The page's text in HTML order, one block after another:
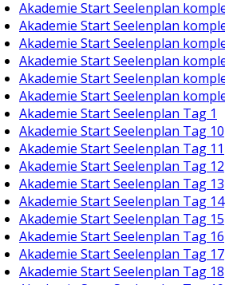
Akademie Start Seelenplan
Akademie Start Seelenplan
Akademie Start Seelenplan
Akademie Start Seelenplan
Akademie Start Seelenplan
Akademie Start Seelenplan
Akademie Start Seelenplan Tag 1
Akademie Start Seelenplan Tag 10
Akademie Start Seelenplan Tag 11
Akademie Start Seelenplan Tag 12
Akademie Start Seelenplan Tag 13
Akademie Start Seelenplan Tag 14
Akademie Start Seelenplan Tag 15
Akademie Start Seelenplan Tag 16
Akademie Start Seelenplan Tag 17
Akademie Start Seelenplan Tag 18